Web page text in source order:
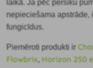
laikā. Ja pēc persiku
nepieciešama apstrāde,
fungicīdus.
Piemēroti produkti ir
Flowbrix, Horizon 250